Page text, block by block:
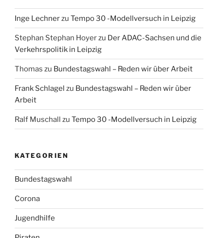
Inge Lechnerzu Tempo 30 -Modellversuch in Leipzig
Stephan Stephan Hoyerzu Der ADAC-Sachsen und die
Verkehrspolitik in Leipzig
Thomas zu Bundestagswahl – Reden wir über Arbeit
Frank Schlagel zu Bundestagswahl – Reden wir über
Arbeit
Ralf Muschall zu Tempo 30 -Modellversuch in Leipzig
KATEGORIEN
Bundestagswahl
Corona
Jugendhilfe